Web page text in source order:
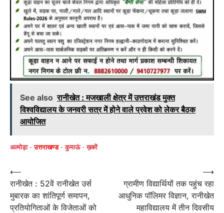
See also रानीखेत : मजखाली क्षेत्र में उत्तराखंड मुक्त
विश्वविद्यालय के जनवरी सत्र में होने वाले प्रवेश को लेकर बैठक
आयोजित
अल्मोड़ा उत्तराखण्ड कुमाऊं ख़बरें
Post
navigation
⟵
रानीखेत : 52वें रानीखेत उर्स
मुबारक का शांतिपूर्ण समापन,
प्रतियोगिताओं के विजेताओं को
ग्रामीण विद्यार्थियों तक पहुंच रहा
आधुनिक पॉलिमर विज्ञान, रानीखेत
महाविद्यालय में तीन दिवसीय
⟶